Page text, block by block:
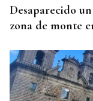
Desaparecido
zona de monte